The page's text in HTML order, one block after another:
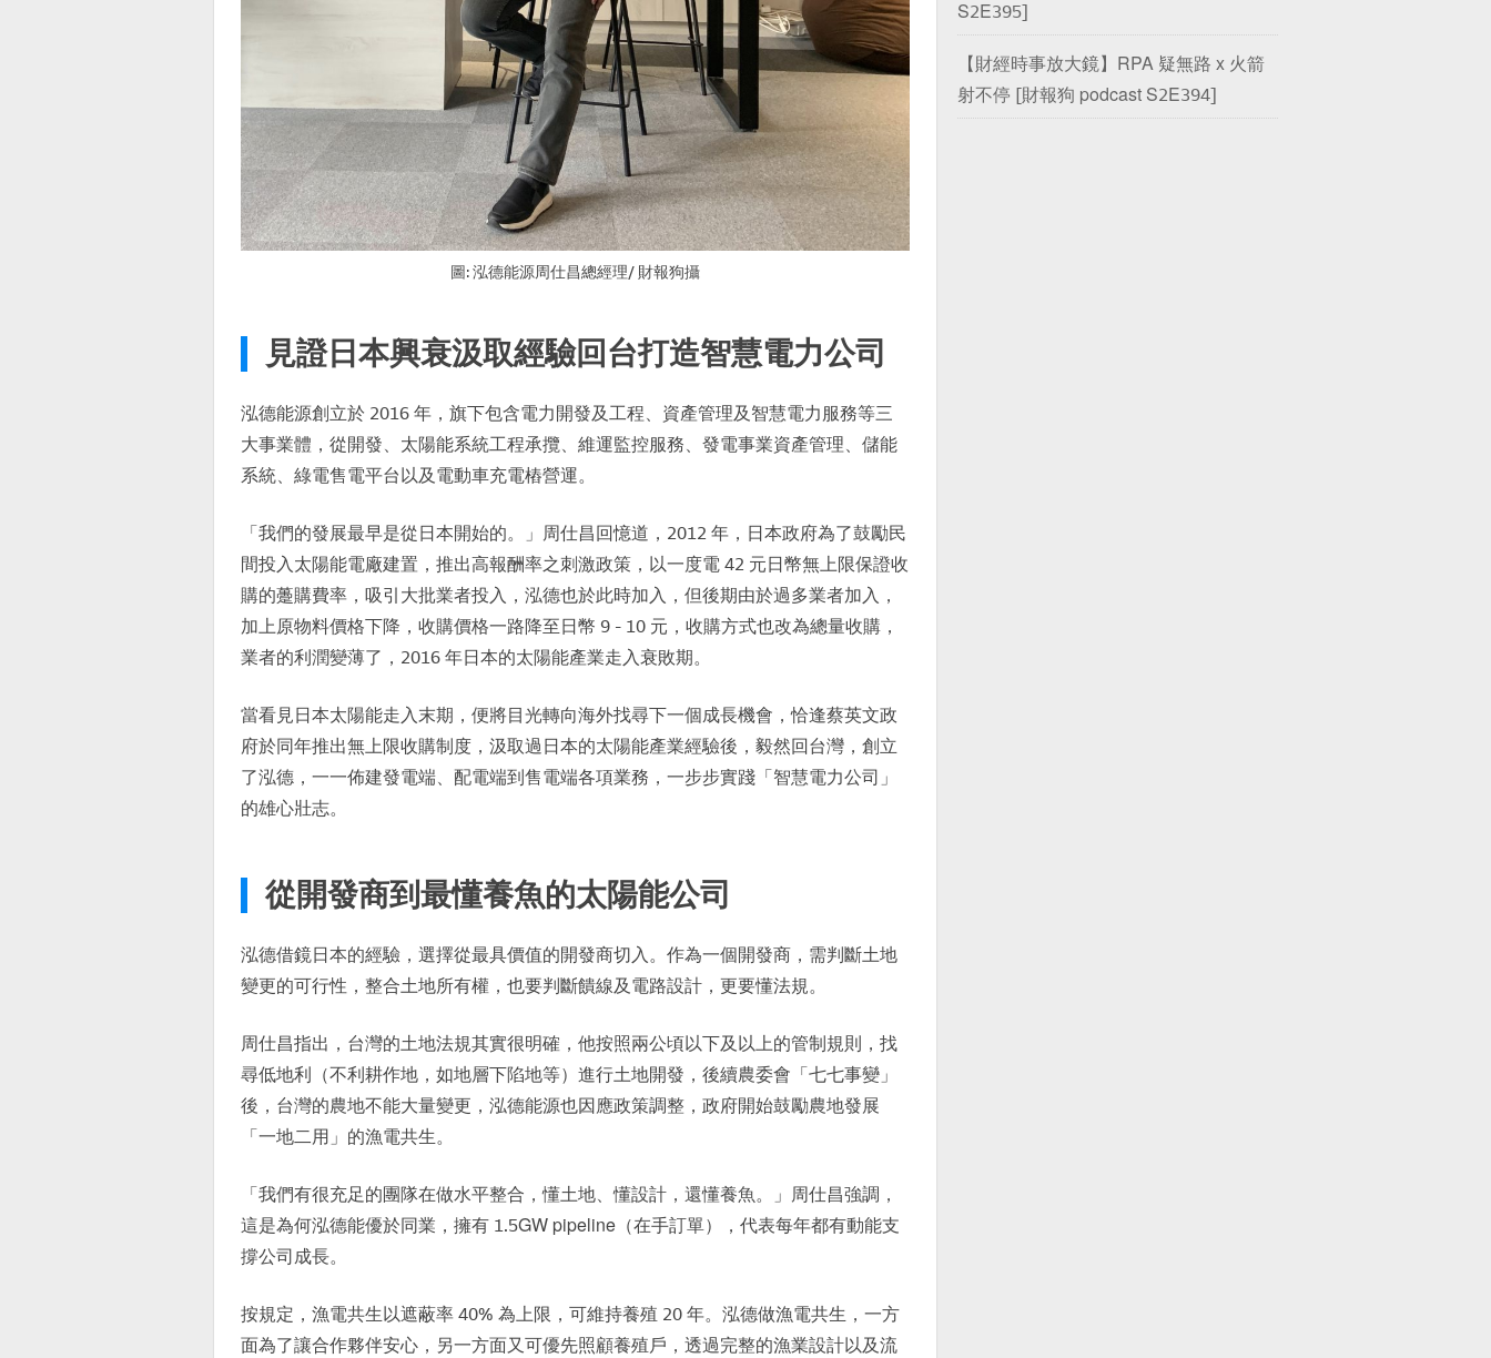
圖: 泓德能源周仕昌總經理/ 財報狗攝
見證日本興衰汲取經驗回台打造智慧電力公司
泓德能源創立於 2016 年，旗下包含電力開發及工程、資產管理及智慧電力服務等三
大事業體，從開發、太陽能系統工程承攬、維運監控服務、發電事業資產管理、儲能
系統、綠電售電平台以及電動車充電樁營運。
「我們的發展最早是從日本開始的。」周仕昌回憶道，2012 年，日本政府為了鼓勵民
間投入太陽能電廠建置，推出高報酬率之刺激政策，以一度電 42 元日幣無上限保證收
購的躉購費率，吸引大批業者投入，泓德也於此時加入，但後期由於過多業者加入，
加上原物料價格下降，收購價格一路降至日幣 9 - 10 元，收購方式也改為總量收購，
業者的利潤變薄了，2016 年日本的太陽能產業走入衰敗期。
當看見日本太陽能走入末期，便將目光轉向海外找尋下一個成長機會，恰逢蔡英文政
府於同年推出無上限收購制度，汲取過日本的太陽能產業經驗後，毅然回台灣，創立
了泓德，一一佈建發電端、配電端到售電端各項業務，一步步實踐「智慧電力公司」
的雄心壯志。
從開發商到最懂養魚的太陽能公司
泓德借鏡日本的經驗，選擇從最具價值的開發商切入。作為一個開發商，需判斷土地
變更的可行性，整合土地所有權，也要判斷饋線及電路設計，更要懂法規。
周仕昌指出，台灣的土地法規其實很明確，他按照兩公頃以下及以上的管制規則，找
尋低地利（不利耕作地，如地層下陷地等）進行土地開發，後續農委會「七七事變」
後，台灣的農地不能大量變更，泓德能源也因應政策調整，政府開始鼓勵農地發展
「一地二用」的漁電共生。
「我們有很充足的團隊在做水平整合，懂土地、懂設計，還懂養魚。」周仕昌強調，
這是為何泓德能優於同業，擁有 1.5GW pipeline（在手訂單），代表每年都有動能支
撐公司成長。
按規定，漁電共生以遮蔽率 40% 為上限，可維持養殖 20 年。泓德做漁電共生，一方
面為了讓合作夥伴安心，另一方面又可優先照顧養殖戶，透過完整的漁業設計以及流
S2E395]
【財經時事放大鏡】RPA 疑無路 x 火箭
射不停 [財報狗 podcast S2E394]